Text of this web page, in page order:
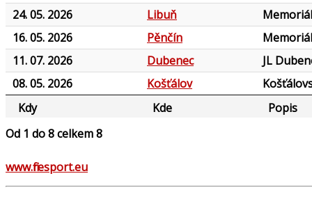
24. 05. 2026
Libuň
16. 05. 2026
Pěnčín
11. 07. 2026
Dubenec
JL
08. 05. 2026
Košťálov
Kdy
Kde
Popis
Od 1 do 8 celkem 8
www.firesport.eu